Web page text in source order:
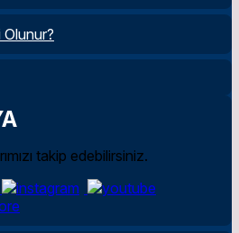
Olunur?
takip edebilirsiniz.